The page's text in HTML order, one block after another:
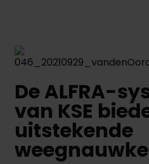
De ALFRA-
van KSE
uitstekende